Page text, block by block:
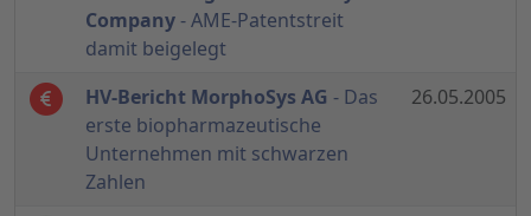
Company- AME-Patentstreit
damit beigelegt
HV-Bericht MorphoSys AG - Das
erste biopharmazeutische
Unternehmen mit schwarzen
Zahlen
26.05.2005